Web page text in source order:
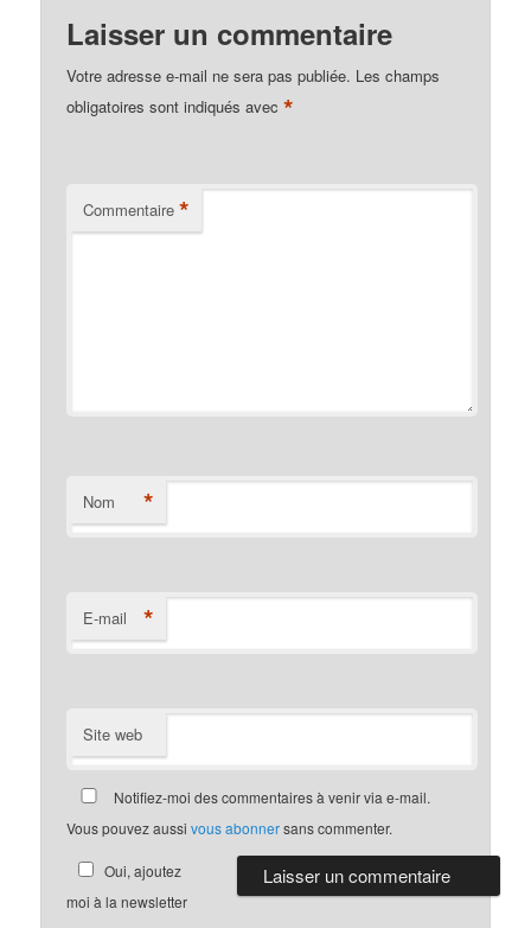
Laisser un commentaire
Votre adresse e-mail ne sera pas publiée. Les champs
obligatoires sont indiqués avec*
Commentaire *
Nom *
E-mail *
Site web
Notifiez-moi des commentaires à venir via e-mail.
Vous pouvez aussivous abonnersans commenter.
Oui, ajoutez
moi à la newsletter